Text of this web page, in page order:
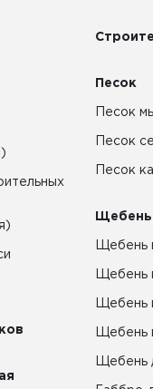
Песок
Песок
Песок
Песок
Щебень
Щебень
Щебень
Щебень
Щебень
Щебень